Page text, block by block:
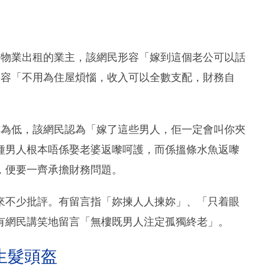
業出租的業主，該網民形容「嫁到這個老公可以話
「不用為住屋煩惱，收入可以全數支配，財務自
低，該網民認為「嫁了這些男人，佢一定會叫你夾
人根本唔係娶老婆返嚟呵護，而係搵條水魚返嚟
要一齊承擔財務問題。
少批評。有留言指「妳揀人人揀妳」、「只着眼
民講笑地留言「無樓既男人注定孤獨終老」。
髮頭盔